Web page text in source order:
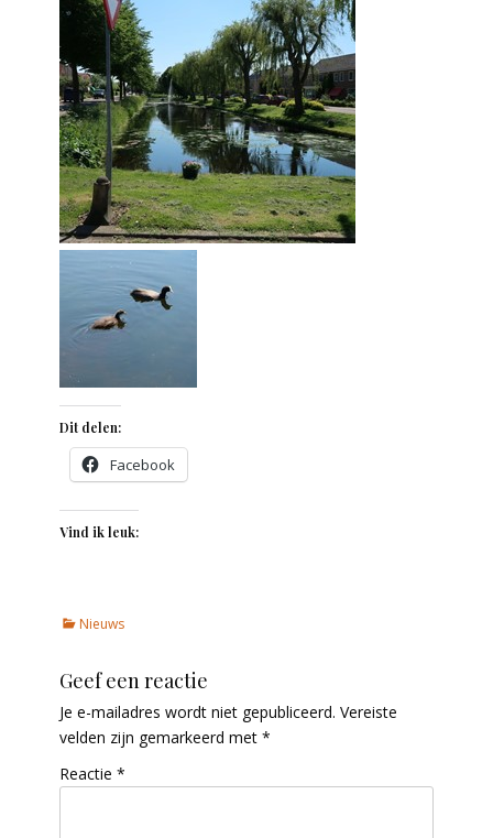
Dit delen:
Facebook
Vind ik leuk:
Categories
Nieuws
Geef een reactie
Je e-mailadres wordt niet gepubliceerd. Vereiste
velden zijn gemarkeerd met *
Reactie *